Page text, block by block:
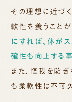
その理想に近づ
軟性を養うことが
にすれば、体がス
確性も向上する事
また、怪我を防
も柔軟性は不可欠